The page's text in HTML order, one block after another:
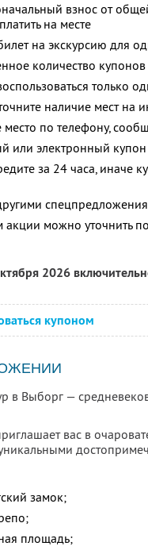
взнос от
на месте
на экскурсию для
количество купонов
только
наличие мест на
место по телефону,
или электронный
за 24 часа, иначе
можно уточнить
2026
купоном
в Выборг —
вас в
замок;
площадь;